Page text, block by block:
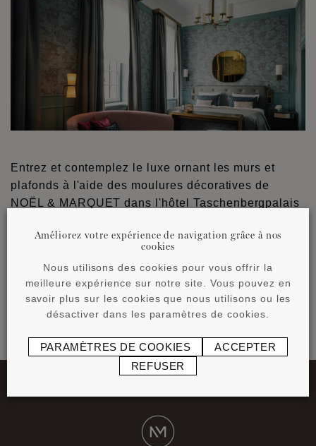
Entrez et contemplez le luxe ornant les murs et
plafonds à l'aide des moulures décoratives de
NOËL & MARQUET dans l'hôtel Taschenbergpalais
RETOUR AUX NEWS
Améliorez votre expérience de navigation grâce à nos
cookies
Nous utilisons des cookies pour vous offrir la
meilleure expérience sur notre site. Vous pouvez en
savoir plus sur les cookies que nous utilisons ou les
désactiver dans les paramètres de cookies.
PARAMÈTRES DE COOKIES
ACCEPTER
REFUSER